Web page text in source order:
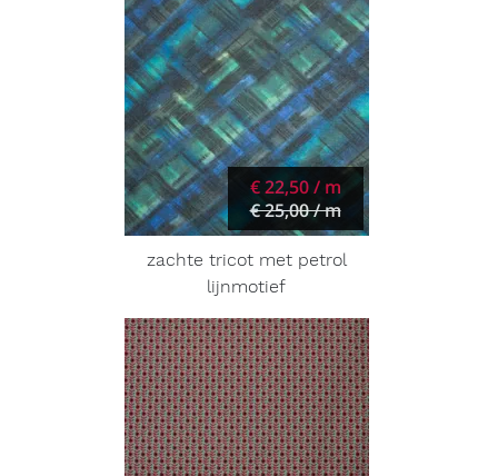
€ 22,50 / m
€ 25,00 / m
zachte tricot met petrol
lijnmotief